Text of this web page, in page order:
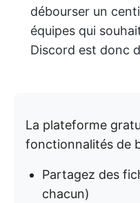
débourser un
équipes qui
Discord est donc
La plateforme
fonctionnalités de
Partagez des
chacun)